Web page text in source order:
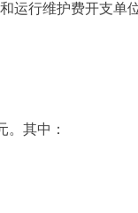
行维护费开支单
其中：